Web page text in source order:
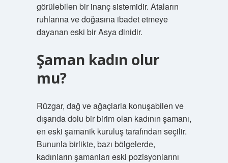
görülebilen bir inanç sistemidir. Ataların
ruhlarına ve doğasına ibadet etmeye
dayanan eski bir Asya dinidir.
Şaman kadın olur
mu?
Rüzgar, dağ ve ağaçlarla konuşabilen ve
dışarıda dolu bir birim olan kadının şamanı,
en eski şamanik kuruluş tarafından seçilir.
Bununla birlikte, bazı bölgelerde,
kadınların şamanları eski pozisyonlarını